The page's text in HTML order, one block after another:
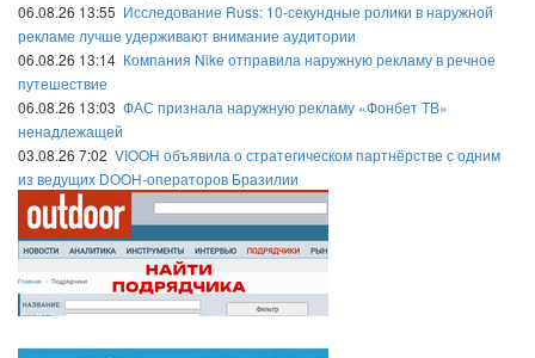
06.08.26 13:55 Исследование Russ: 10-секундные ролики в наружной
рекламе лучше удерживают внимание аудитории
06.08.26 13:14 Компания Nike отправила наружную рекламу в речное
путешествие
06.08.26 13:03 ФАС признала наружную рекламу «Фонбет ТВ»
ненадлежащей
03.08.26 7:02 VIOOH объявила о стратегическом партнёрстве с одним
из ведущих DOOH-операторов Бразилии